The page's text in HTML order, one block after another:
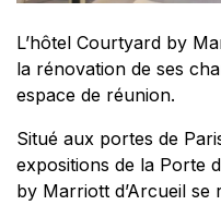
L’hôtel Courtyard by
la rénovation de ses
espace de réunion.
Situé aux portes de
expositions de la Porte
by Marriott d’Arcueil se